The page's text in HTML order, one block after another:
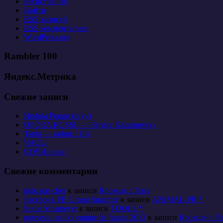
Войти
RSS записей
RSS комментариев
WordPress.org
Rambler 100
Яндекс.Метрика
Свежие записи
Hodula Pougo (pryg)
OPORA ROSSII — Sergey Kazarnovsky
Tanki — online 1104
ЧАСЫ
СОЧИнялки
Свежие комментарии
polo pas cherк записи Крокодил Гена
Facebook FB Group Snatcherк записи ANIMAL-PR *
Sudie Mosmeyerк записи TOOLS *
nouveau maillot equipe de france 2013 к записи Крокодил